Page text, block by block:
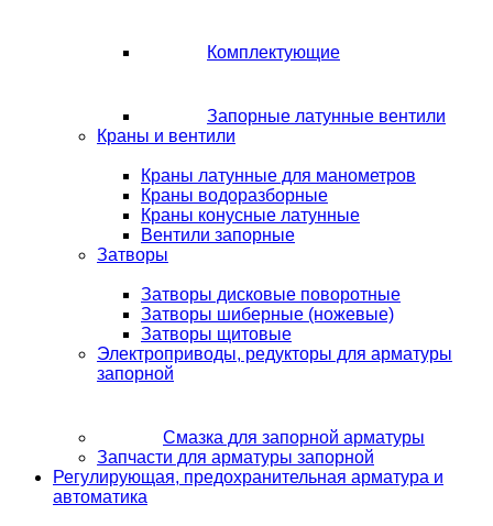
Комплектующие
Запорные латунные вентили
Краны и вентили
Краны латунные для манометров
Краны водоразборные
Краны конусные латунные
Вентили запорные
Затворы
Затворы дисковые поворотные
Затворы шиберные (ножевые)
Затворы щитовые
Электроприводы, редукторы для арматуры
запорной
Смазка для запорной арматуры
Запчасти для арматуры запорной
Регулирующая, предохранительная арматура и
автоматика